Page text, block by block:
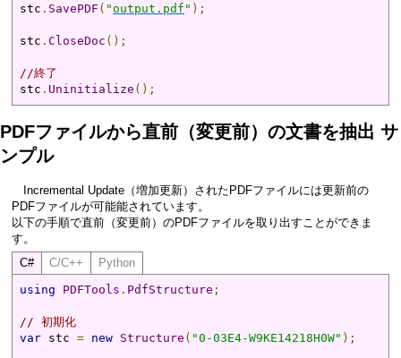
stc . SavePDF ( "output.pdf " );
stc . CloseDoc ();
//終了
stc . Uninitialize ();
PDFファイルから直前（変更前）の文書を抽出 サ
ンプル
Incremental Update（増加更新）されたPDFファイルには更新前の
PDFファイルが可能能されています。
以下の手順で直前（変更前）のPDFファイルを取り出すことができま
す。
C#
C/C++
Python
using
PDFTools . PdfStructure ;
// 初期化
var stc = new Structure ( "0-03E4-W9KE14218H0W" );